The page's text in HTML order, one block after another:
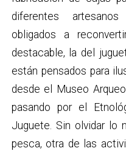
diferentes
obligados a
destacable, la del
están pensados para
desde el Museo
pasando por el
Juguete. Sin olvidar lo
pesca, otra de las